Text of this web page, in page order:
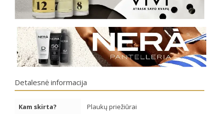
Detalesnė informacija
Kam skirta?
Plaukų priežiūrai